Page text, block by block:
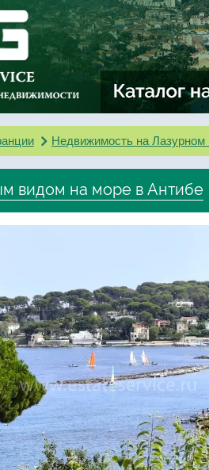
Недвижимость на Лазурном
видом на море в Антибе